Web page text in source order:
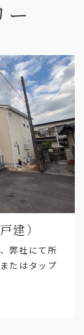
ー
建）
弊社にて所
たはタップ